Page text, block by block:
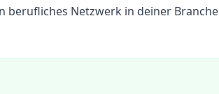
berufliches Netzwerk in deiner Branche